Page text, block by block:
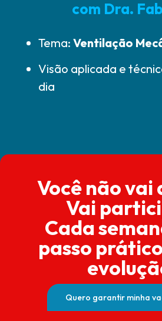
com Dra.
Tema: Ventilação
Visão aplicada e
dia
Você não vai
Vai
Cada
passo
Quero garantir minha